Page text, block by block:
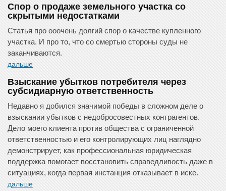
Спор о продаже земельного участка со
скрытыми недостатками
Статья про ооочень долгий спор о качестве купленного
участка. И про то, что со смертью стороны суды не
заканчиваются.
дальше
Взыскание убытков потребителя через
субсидиарную ответственность
Недавно я добился значимой победы в сложном деле о
взыскании убытков с недобросовестных контрагентов.
Дело моего клиента против общества с ограниченной
ответственностью и его контролирующих лиц наглядно
демонстрирует, как профессиональная юридическая
поддержка помогает восстановить справедливость даже в
ситуациях, когда первая инстанция отказывает в иске.
дальше